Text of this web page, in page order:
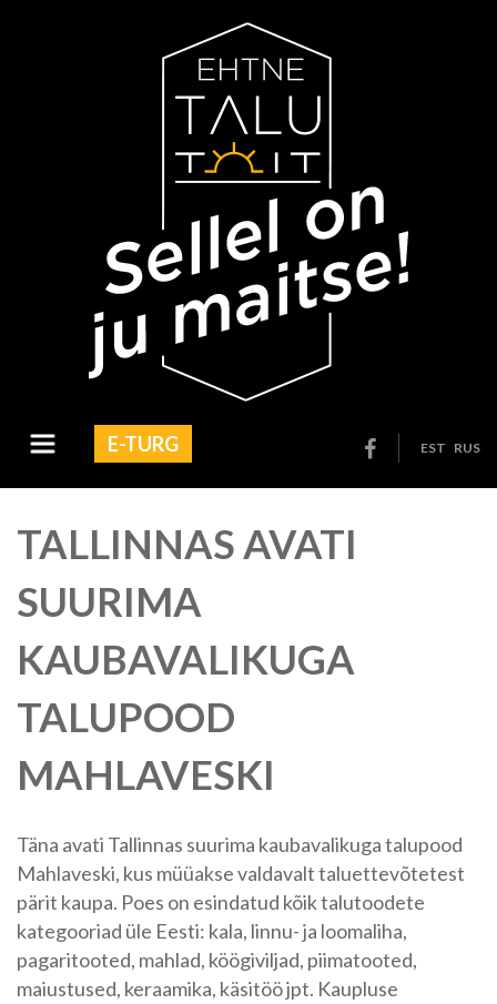
EST RUS
E-TURG
TALLINNAS AVATI
SUURIMA
KAUBAVALIKUGA
TALUPOOD
MAHLAVESKI
Täna avati Tallinnas suurima kaubavalikuga talupood
Mahlaveski, kus müüakse valdavalt taluettevõtetest
pärit kaupa. Poes on esindatud kõik talutoodete
kategooriad üle Eesti: kala, linnu- ja loomaliha,
pagaritooted, mahlad, köögiviljad, piimatooted,
maiustused, keraamika, käsitöö jpt. Kaupluse